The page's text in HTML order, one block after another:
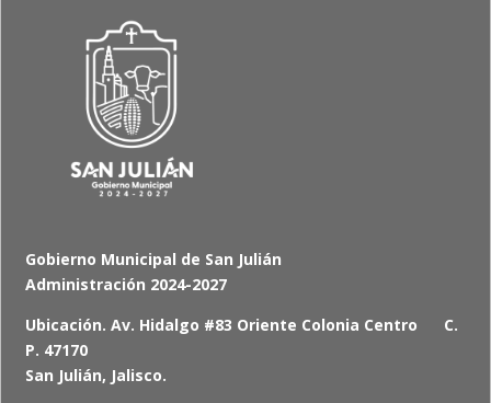
Gobierno Municipal de San Julián
Administración 2024-2027
Ubicación. Av. Hidalgo #83 Oriente Colonia Centro C.
P. 47170
San Julián, Jalisco.